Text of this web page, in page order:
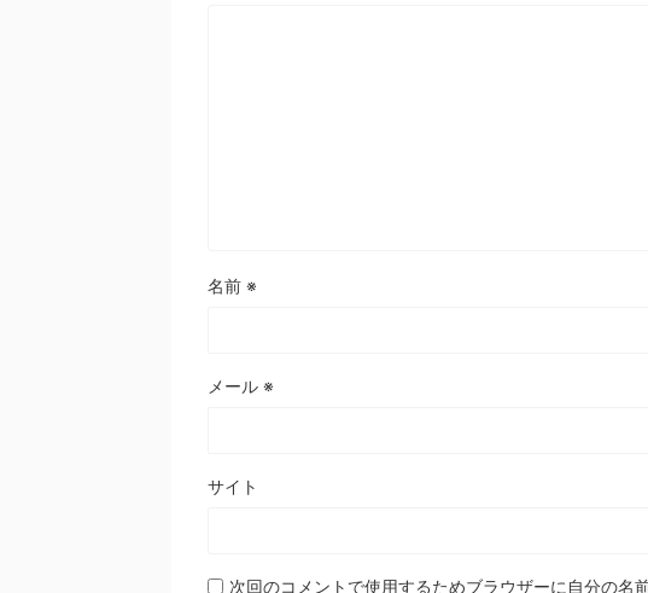
名前 ※
メール ※
サイト
次回のコメントで使用するためブラウザーに自分の名